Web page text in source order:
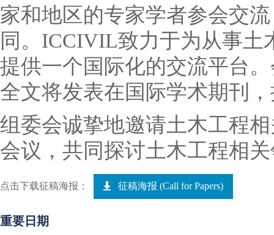
家和地区的专家学者参会交
同。ICCIVIL致力于为从事土
提供一个国际化的交流平台
全文将发表在国际学术期刊
组委会诚挚地邀请土木工程
会议，共同探讨土木工程相
点击下载征稿海报： 征稿海报 (Call for Papers)
重要日期